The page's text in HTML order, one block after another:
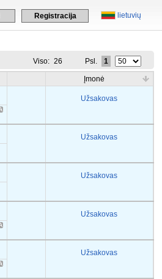
lietuvių
Registracija
Viso: 26 Psl. 1
Įmonė
Užsakovas
Užsakovas
Užsakovas
Užsakovas
Užsakovas